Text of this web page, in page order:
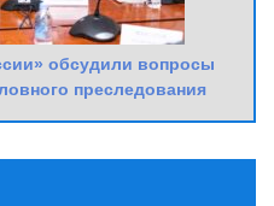
обсудили вопросы
преследования